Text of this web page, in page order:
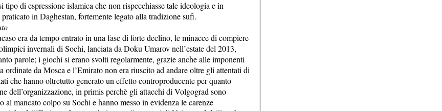
tipo di espressione islamica che non rispecchiasse tale ideologia e in
in Daghestan, fortemente legato alla tradizione sufi.
era da tempo entrato in una fase di forte declino, le minacce di compiere
invernali di Sochi, lanciata da Doku Umarov nell’estate del 2013,
parole; i giochi si erano svolti regolarmente, grazie anche alle imponenti
ordinate da Mosca e l’Emirato non era riuscito ad andare oltre gli attentati di
che hanno oltretutto generato un effetto controproducente per quanto
dell’organizzazione, in primis perchè gli attacchi di Volgograd sono
al mancato colpo su Sochi e hanno messo in evidenza le carenze